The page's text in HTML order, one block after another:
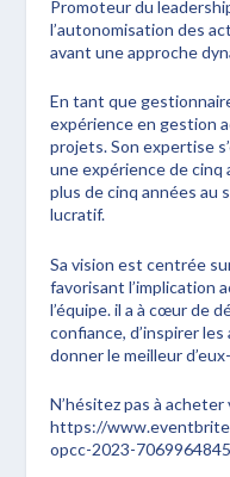
Promoteur du
l’autonomisation des
avant une approche
En tant que
expérience en gestion
projets. Son expertise
une expérience de
plus de cinq années au
lucratif.
Sa vision est centrée
favorisant l’implication
l’équipe. il a à cœur de
confiance, d’inspirer
donner le meilleur
N’hésitez pas à
https://
opcc-2023-